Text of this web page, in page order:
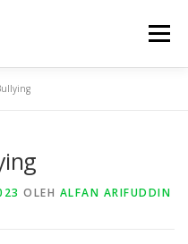
Menu
BARU
OLEH ALFAN ARIFUDDIN